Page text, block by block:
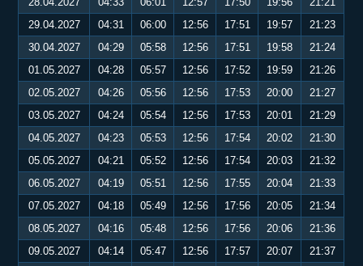
29.04.2027
04:31 06:00 12:56 17:51 19:57
21:23
30.04.2027
04:29 05:58 12:56 17:51 19:58
21:24
01.05.2027
04:28 05:57 12:56 17:52 19:59
21:26
02.05.2027
04:26 05:56 12:56 17:53 20:00
21:27
03.05.2027
04:24 05:54 12:56 17:53 20:01
21:29
04.05.2027
04:23 05:53 12:56 17:54 20:02
21:30
05.05.2027
04:21 05:52 12:56 17:54 20:03
21:32
06.05.2027
04:19 05:51 12:56 17:55 20:04
21:33
07.05.2027
04:18 05:49 12:56 17:56 20:05
21:34
08.05.2027
04:16 05:48 12:56 17:56 20:06
21:36
09.05.2027
04:14 05:47 12:56 17:57 20:07
21:37